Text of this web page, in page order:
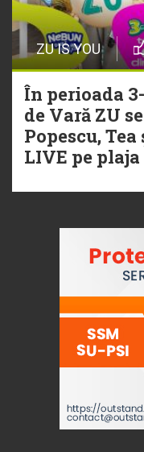
ZU IS YOU
În perioada
de Vară ZU
Popescu,
LIVE pe